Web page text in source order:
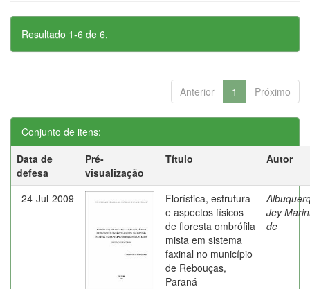
Resultado 1-6 de 6.
Anterior 1 Próximo
Conjunto de itens:
Data de
defesa
Pré-
visualização
Título Autor
24-Jul-2009
Florística, estrutura
e aspectos físicos
de floresta ombrófila
mista em sistema
faxinal no município
de Rebouças,
Paraná
Jey
de